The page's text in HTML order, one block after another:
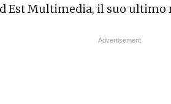
Est Multimedia, il suo ultimo